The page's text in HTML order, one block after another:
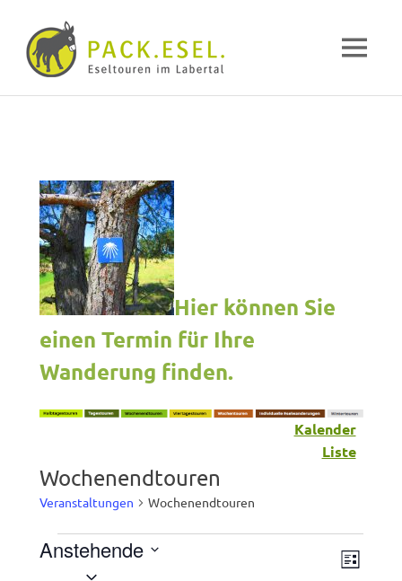
MENÜ
Hier können Sie
einen Termin für Ihre
Wanderung finden.
Kalender
Liste
Wochenendtouren
Veranstaltungen Wochenendtouren
Veranstaltungen
LISTE
Anstehende